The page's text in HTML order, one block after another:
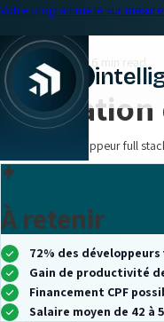
Votre programme IA sur mesure
← Blog
Développement 16 min read
Formation
Formation développeur full
À retenir
72% des
Gain de productivité
Financement CPF
Salaire moyen de 42 à